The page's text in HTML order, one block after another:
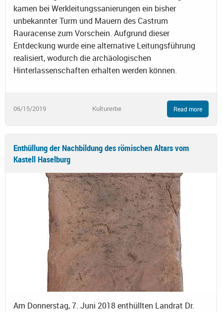
kamen bei Werkleitungssanierungen ein bisher
unbekannter Turm und Mauern des Castrum
Rauracense zum Vorschein. Aufgrund dieser
Entdeckung wurde eine alternative Leitungsführung
realisiert, wodurch die archäologischen
Hinterlassenschaften erhalten werden können.
06/15/2019 Kulturerbe Read more
Enthüllung der Nachbildung des römischen Altars vom
Kastell Haselburg
Am Donnerstag, 7. Juni 2018 enthüllten Landrat Dr.